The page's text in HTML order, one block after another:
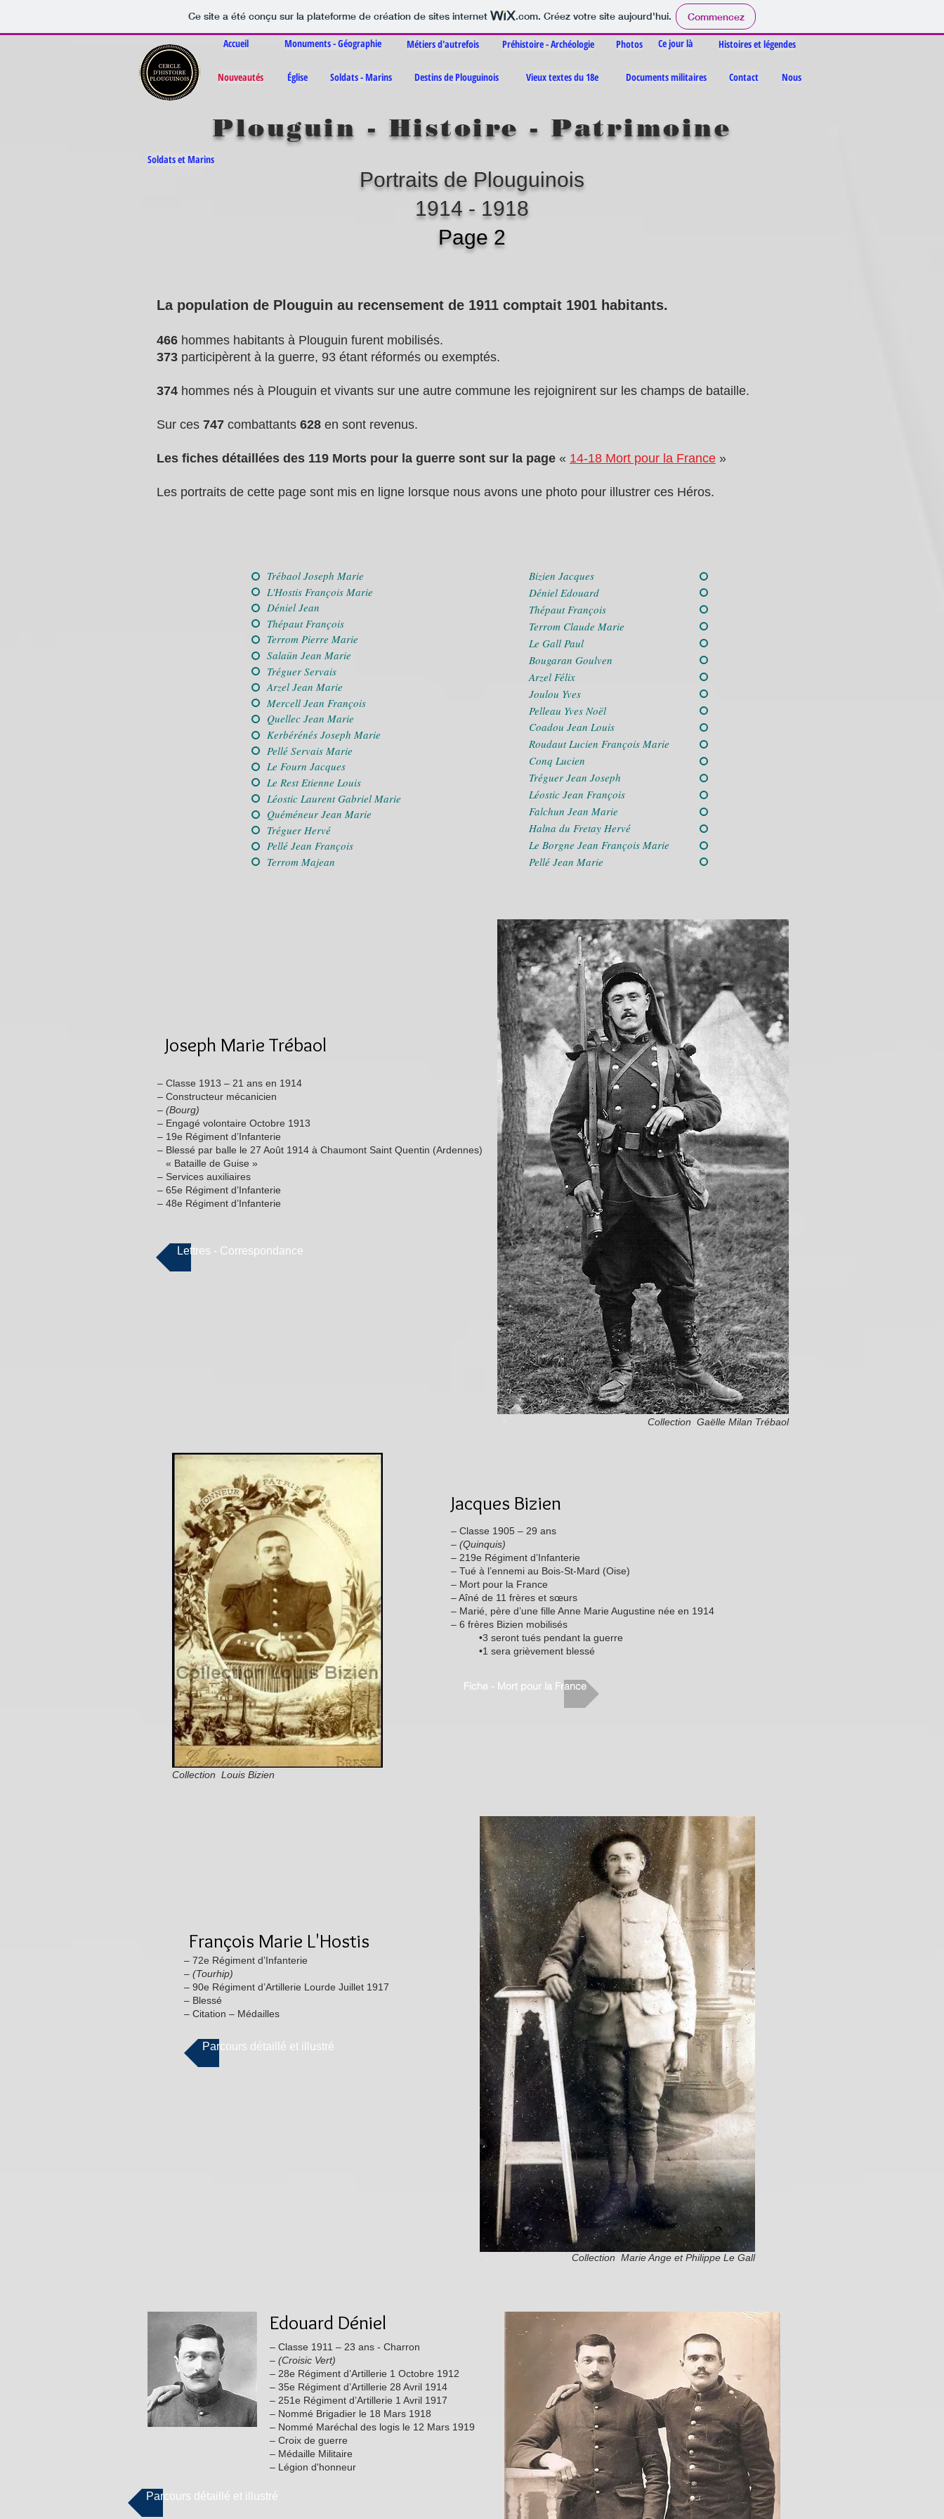
Ce site a été conçu sur la plateforme de création de sites internet .com. Créez votre site aujourd'hui. Commencez
Accueil Monuments - Géographie Métiers d'autrefois Préhistoire - Archéologie Photos Ce jour là
Nouveautés Église Soldats - Marins Destins de Plouguinois Vieux textes du 18e Documents militaires Contact Nous
Histoires et légendes
Plouguin - Histoire - Patrimoine
Soldats et Marins
Portraits de Plouguinois
1914 - 1918
Page 2
La population de Plouguin au recensement de 1911 comptait 1901 habitants.
466 hommes habitants à Plouguin furent mobilisés.
373 participèrent à la guerre, 93 étant réformés ou exemptés.
374 hommes nés à Plouguin et vivants sur une autre commune les rejoignirent sur les champs de bataille.
Sur ces 747 combattants 628 en sont revenus.
Les fiches détaillées des 119 Morts pour la guerre sont sur la page « 14-18 Mort pour la France »
Les portraits de cette page sont mis en ligne lorsque nous avons une photo pour illustrer ces Héros.
Trébaol Joseph Marie
L'Hostis François Marie
Déniel Jean
Thépaut François
Terrom Pierre Marie
Salaün Jean Marie
Tréguer Servais
Arzel Jean Marie
Mercell Jean François
Quellec Jean Marie
Kerbérénés Joseph Marie
Pellé Servais Marie
Le Fourn Jacques
Le Rest Etienne Louis
Léostic Laurent Gabriel Marie
Quéméneur Jean Marie
Tréguer Hervé
Pellé Jean François
Terrom Majean
Bizien Jacques
Déniel Edouard
Thépaut François
Terrom Claude Marie
Le Gall Paul
Bougaran Goulven
Arzel Félix
Joulou Yves
Pelleau Yves Noël
Coadou Jean Louis
Roudaut Lucien François Marie
Conq Lucien
Tréguer Jean Joseph
Léostic Jean François
Falchun Jean Marie
Halna du Fretay Hervé
Le Borgne Jean François Marie
Pellé Jean Marie
Joseph Marie Trébaol
– Classe 1913 – 21 ans en 1914
– Constructeur mécanicien
– (Bourg)
– Engagé volontaire Octobre 1913
– 19e Régiment d’Infanterie
– Blessé par balle le 27 Août 1914 à Chaumont Saint Quentin (Ardennes)
« Bataille de Guise »
– Services auxiliaires
– 65e Régiment d’Infanterie
– 48e Régiment d’Infanterie
Collection Gaëlle Milan Trébaol
Lettres - Correspondance
Jacques Bizien
– Classe 1905 – 29 ans
– (Quinquis)
– 219e Régiment d’Infanterie
– Tué à l’ennemi au Bois-St-Mard (Oise)
– Mort pour la France
– Aîné de 11 frères et sœurs
– Marié, père d’une fille Anne Marie Augustine née en 1914
– 6 frères Bizien mobilisés
•3 seront tués pendant la guerre
•1 sera grièvement blessé
Fiche - Mort pour la France
Collection Louis Bizien
François Marie L'Hostis
– 72e Régiment d’Infanterie
– (Tourhip)
– 90e Régiment d’Artillerie Lourde Juillet 1917
– Blessé
– Citation – Médailles
Collection Marie Ange et Philippe Le Gall
Edouard Déniel
– Classe 1911 – 23 ans - Charron
– (Croisic Vert)
– 28e Régiment d’Artillerie 1 Octobre 1912
– 35e Régiment d’Artillerie 28 Avril 1914
– 251e Régiment d’Artillerie 1 Avril 1917
– Nommé Brigadier le 18 Mars 1918
– Nommé Maréchal des logis le 12 Mars 1919
– Croix de guerre
– Médaille Militaire
– Légion d'honneur
Parcours détaillé et illustré
Parcours détaillé et illustré